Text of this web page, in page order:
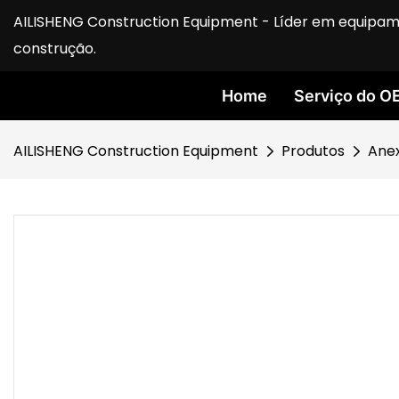
AILISHENG Construction Equipment - Líder em
construção.
Home Serviço do
AILISHENG Construction Equipment Produtos